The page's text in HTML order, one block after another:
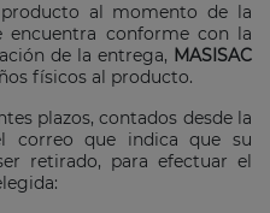
al momento de la
encuentra conforme con la
de la entrega, MASISAC
físicos al producto.
plazos, contados desde la
correo que indica que su
retirado, para efectuar el